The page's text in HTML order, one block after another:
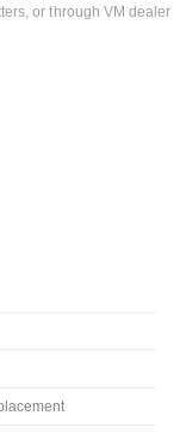
or through VM dealer